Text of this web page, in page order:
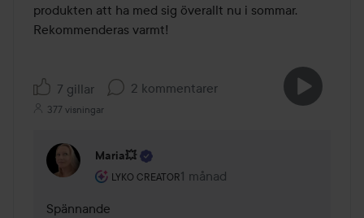
produkten att ha med sig överallt nu i sommar.
Rekommenderas varmt!
7 gillar 2 kommentarer
377 visningar
Maria💥
LYKO CREATOR
Användarens roll: Lyko Creator.
1 månad
Kommentaren lades 1 månad
Spännande